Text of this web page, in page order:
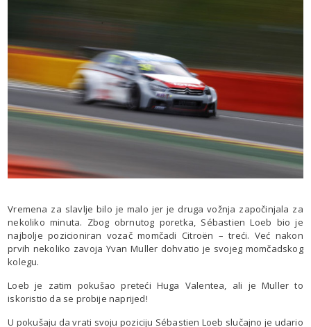
Vremena za slavlje bilo je malo jer je druga vožnja započinjala za
nekoliko minuta. Zbog obrnutog poretka, Sébastien Loeb bio je
najbolje pozicioniran vozač momčadi Citroën – treći. Već nakon
prvih nekoliko zavoja Yvan Muller dohvatio je svojeg momčadskog
kolegu.
Loeb je zatim pokušao preteći Huga Valentea, ali je Muller to
iskoristio da se probije naprijed!
U pokušaju da vrati svoju poziciju Sébastien Loeb slučajno je udario